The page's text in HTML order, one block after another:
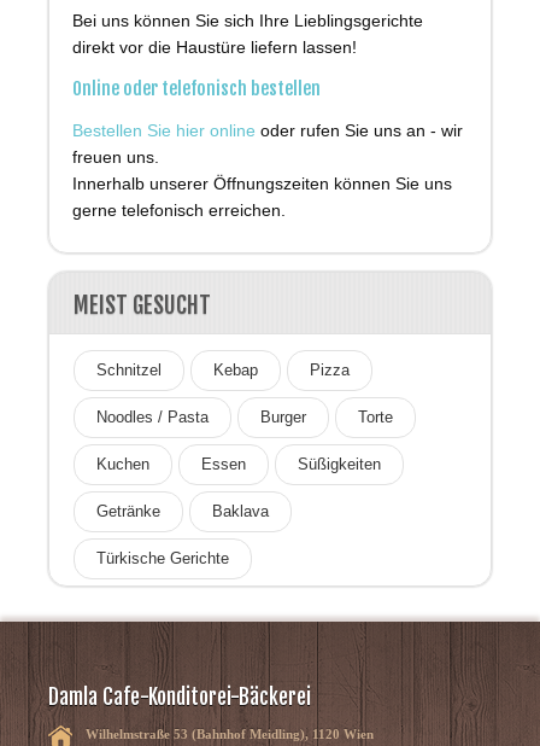
Bei uns können Sie sich Ihre Lieblingsgerichte
direkt vor die Haustüre liefern lassen!
Online oder telefonisch bestellen
Bestellen Sie hier online oder rufen Sie uns an - wir
freuen uns.
Innerhalb unserer Öffnungszeiten können Sie uns
gerne telefonisch erreichen.
MEIST GESUCHT
Schnitzel Kebap Pizza
Noodles / Pasta Burger Torte
Kuchen Essen Süßigkeiten
Getränke Baklava
Türkische Gerichte
Damla Cafe-Konditorei-Bäckerei
Wilhelmstraße 53 (Bahnhof Meidling), 1120 Wien